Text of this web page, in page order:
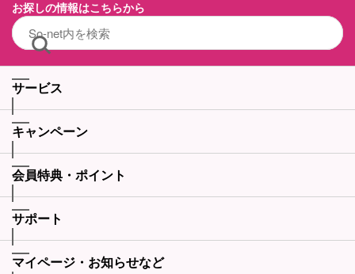
お探しの情報はこちらから
サービス
キャンペーン
会員特典・ポイント
サポート
マイページ・お知らせなど